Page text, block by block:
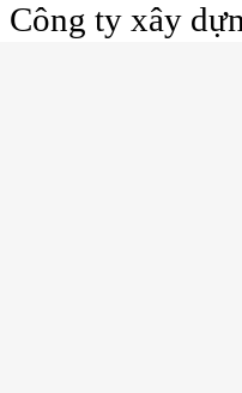
Công ty xây